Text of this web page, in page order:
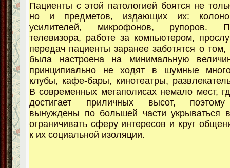
Пациенты с этой патологией боятся не
но и предметов, издающих их:
усилителей, микрофонов, рупоров.
телевизора, работе за компьютером,
передач пациенты заранее заботятся о том,
была настроена на минимальную
принципиально не ходят в шумные
клубы, кафе-бары, кинотеатры,
В современных мегаполисах немало мест,
достигает приличных высот, поэтому
вынуждены по большей части укрываться
ограничивать сферу интересов и круг
к их социальной изоляции.